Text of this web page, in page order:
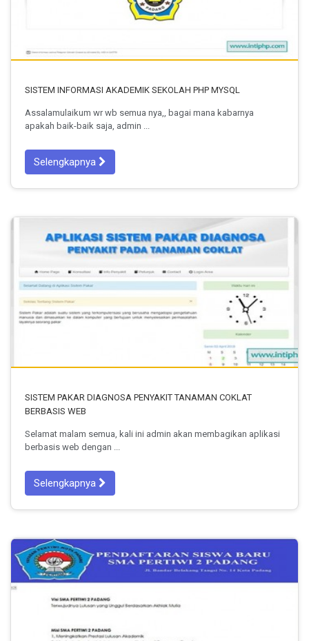
SISTEM INFORMASI AKADEMIK SEKOLAH PHP MYSQL
Assalamulaikum wr wb semua nya,, bagai mana kabarnya
apakah baik-baik saja, admin ...
Selengkapnya
SISTEM PAKAR DIAGNOSA PENYAKIT TANAMAN COKLAT
BERBASIS WEB
Selamat malam semua, kali ini admin akan membagikan aplikasi
berbasis web dengan ...
Selengkapnya